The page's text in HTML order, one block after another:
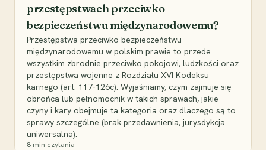
przestępstwach przeciwko
bezpieczeństwu międzynarodowemu?
Przestępstwa przeciwko bezpieczeństwu
międzynarodowemu w polskim prawie to przede
wszystkim zbrodnie przeciwko pokojowi, ludzkości oraz
przestępstwa wojenne z Rozdziału XVI Kodeksu
karnego (art. 117-126c). Wyjaśniamy, czym zajmuje się
obrońca lub pełnomocnik w takich sprawach, jakie
czyny i kary obejmuje ta kategoria oraz dlaczego są to
sprawy szczególne (brak przedawnienia, jurysdykcja
uniwersalna).
8 min czytania